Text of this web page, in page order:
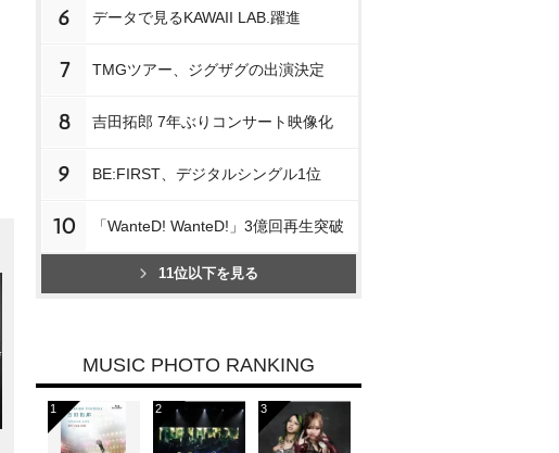
6 データで見るKAWAII LAB.躍進
7 TMGツアー、ジグザグの出演決定
8 吉田拓郎 7年ぶりコンサート映像化
9 BE:FIRST、デジタルシングル1位
10 「WanteD! WanteD!」3億回再生突破
11位以下を見る
MUSIC PHOTO RANKING